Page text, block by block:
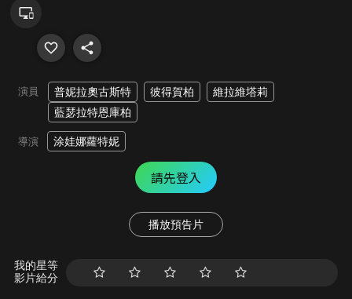
演員 普妮拉奧古斯特 彼得賀柏
維拉維塔莉
藍瑟拉特恩庫柏
導演 涂娃娜蘿特妮
請先登入
播放預告片
我的星等
影片給分